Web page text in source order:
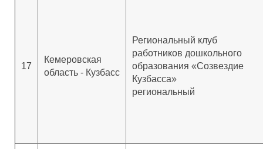
17
Кемеровская
область - Кузбасс
Региональный клуб
работников дошкольного
образования «Созвездие
Кузбасса»
региональный